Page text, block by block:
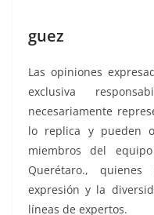
guez
Las opiniones
exclusiva
necesariamente
lo replica y pueden
miembros del
Querétaro.,
expresión y la
líneas de expertos.